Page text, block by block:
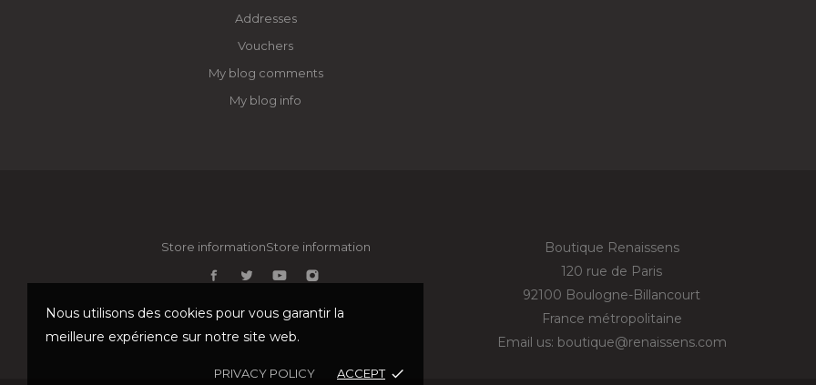
Addresses
Vouchers
My blog comments
My blog info
Nous utilisons des cookies pour vous garantir la
meilleure expérience sur notre site web.
PRIVACY POLICY ACCEPT done
Store informationStore information
Boutique Renaissens
120 rue de Paris
92100 Boulogne-Billancourt
France métropolitaine
Email us: boutique@renaissens.com